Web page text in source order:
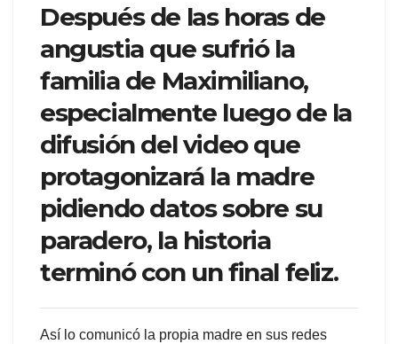
Después de las horas de
angustia que sufrió la
familia de Maximiliano,
especialmente luego de la
difusión del video que
protagonizará la madre
pidiendo datos sobre su
paradero, la historia
terminó con un final feliz.
Así lo comunicó la propia madre en sus redes